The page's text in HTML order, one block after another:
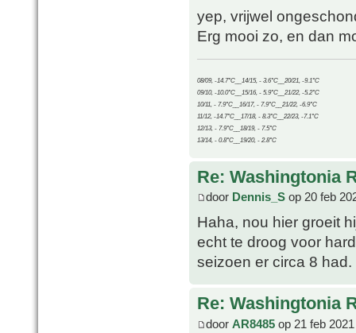
yep, vrijwel
Erg mooi zo, en dan
08/09, -14.7°C__14/15, - 3.6°C__20/21, -9.1°C
09/10, -10.0°C__15/16, - 5.9°C__21/22, -5.2°C
10/11, - 7.9°C__16/17, - 7.9°C__21/22, -6.9°C
11/12, -14.7°C__17/18, - 8.3°C__22/23, -7.1°C
12/13, - 7.9°C__18/19, - 7.5°C
13/14, - 0.8°C__19/20, - 2.8°C
Re: Washingtonia
door Dennis_S op 20 feb
Haha, nou hier groeit
echt te droog voor
seizoen er circa 8 had.
Re: Washingtonia
door AR8485 op 21 feb